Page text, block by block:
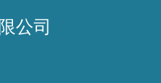
公司